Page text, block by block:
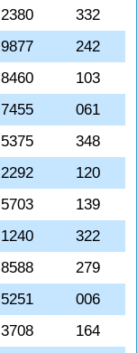
2380
332
9877
242
8460
103
7455
061
5375
348
2292
120
5703
139
1240
322
8588
279
5251
006
3708
164